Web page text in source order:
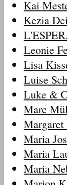
Kai
Kezia
Leonie
Lisa
Luise
Luke &
Marc
Margaret
Maria
Maria
Maria